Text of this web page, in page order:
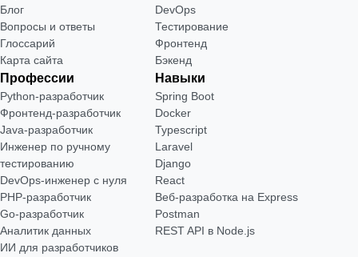
Блог
Вопросы и ответы
Глоссарий
Карта сайта
DevOps
Тестирование
Фронтенд
Бэкенд
Профессии
Python-разработчик
Фронтенд-разработчик
Java-разработчик
Инженер по ручному
тестированию
DevOps-инженер с нуля
РНР-разработчик
Go-разработчик
Аналитик данных
ИИ для разработчиков
Навыки
Spring Boot
Docker
Typescript
Laravel
Django
React
Веб-разработка на Express
Postman
REST API в Node.js